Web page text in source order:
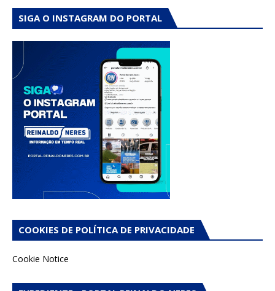
SIGA O INSTAGRAM DO PORTAL
COOKIES DE POLÍTICA DE PRIVACIDADE
Cookie Notice